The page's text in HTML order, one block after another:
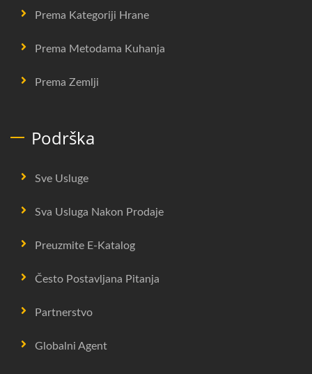
Prema Kategoriji Hrane
Prema Metodama Kuhanja
Prema Zemlji
Podrška
Sve Usluge
Sva Usluga Nakon Prodaje
Preuzmite E-Katalog
Često Postavljana Pitanja
Partnerstvo
Globalni Agent